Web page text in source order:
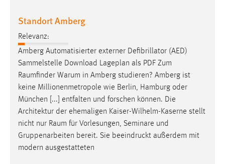
Standort Amberg
Relevanz:
Amberg Automatisierter externer Defibrillator (AED)
Sammelstelle Download Lageplan als PDF Zum
Raumfinder Warum in Amberg studieren? Amberg ist
keine Millionenmetropole wie Berlin, Hamburg oder
München [...] entfalten und forschen können. Die
Architektur der ehemaligen Kaiser-Wilhelm-Kaserne stellt
nicht nur Raum für Vorlesungen, Seminare und
Gruppenarbeiten bereit. Sie beeindruckt außerdem mit
modern ausgestatteten
einloggen zu können.
Cookie Laufzeit:
24 Stunden
STATISTIK
Statistik Cookies erfassen Informationen anonym.
Diese Informationen helfen uns zu verstehen, wie
unsere Besucher unsere Website nutzen.
Matomo